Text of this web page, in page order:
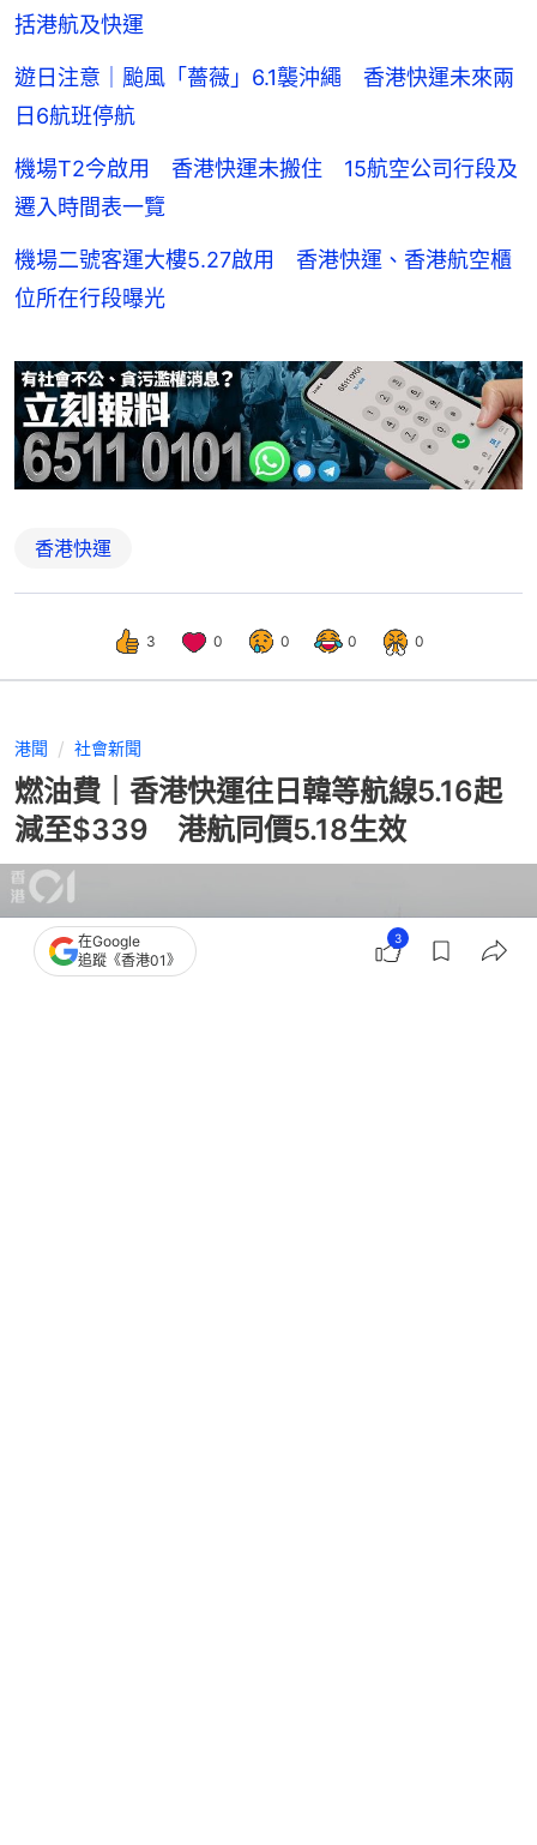
括港航及快運
遊日注意｜颱風「薔薇」6.1襲沖繩 香港快運未來兩
日6航班停航
機場T2今啟用 香港快運未搬住 15航空公司行段及
遷入時間表一覽
機場二號客運大樓5.27啟用 香港快運、香港航空櫃
位所在行段曝光
香港快運
3 0 0 0 0
港聞 社會新聞
燃油費｜香港快運往日韓等航線5.16起
減至$339 港航同價5.18生效
在Google
追蹤《香港01》
3